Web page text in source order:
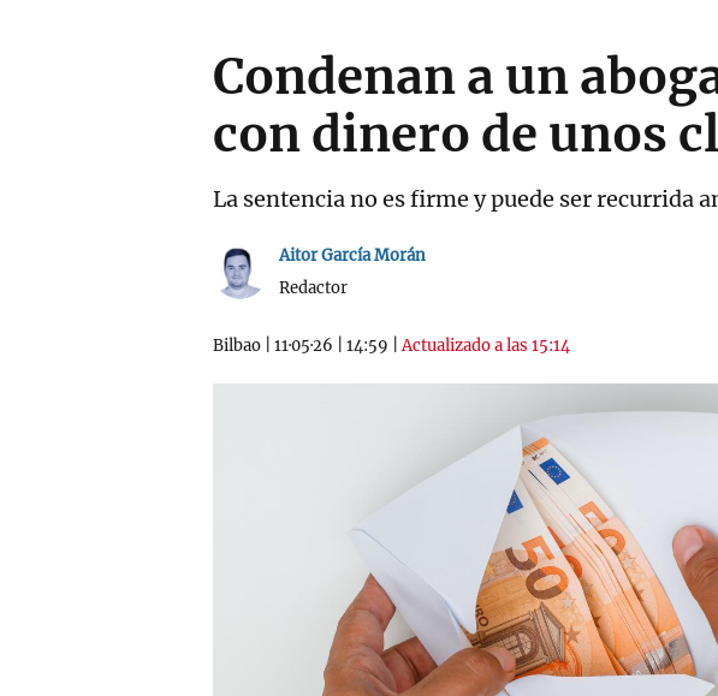
Condenan a un
con dinero de unos
La sentencia no es firme y puede ser recurrida
Aitor García Morán
Redactor
Bilbao 11·05·26 14:59 |Actualizado a las 15:14